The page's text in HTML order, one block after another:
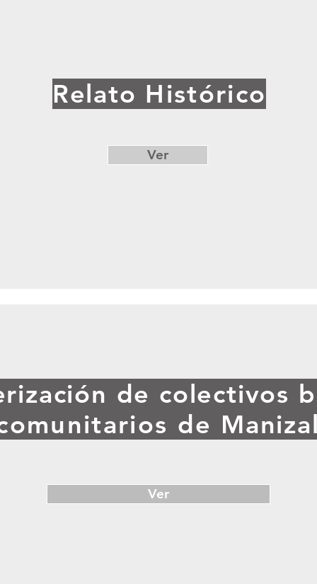
Relato Histórico
Ver
de colectivos
de
Ver